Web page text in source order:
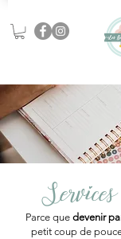
Parce que devenir
petit coup de